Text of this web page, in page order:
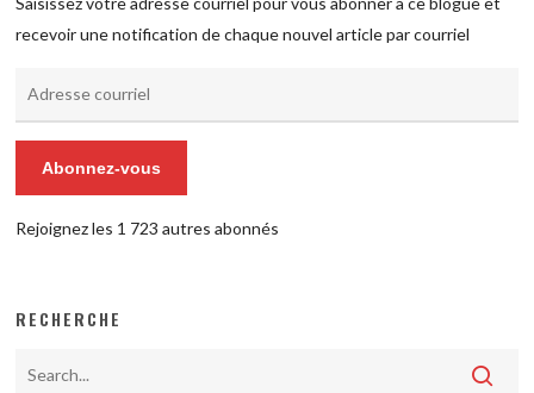
recevoir une notification de chaque nouvel article par courriel
Abonnez-vous
Rejoignez les 1 723 autres abonnés
RECHERCHE